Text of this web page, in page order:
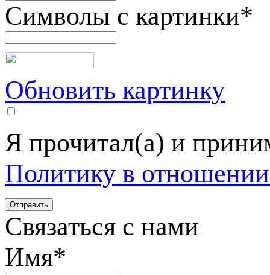
Символы с картинки*
Обновить картинку
Я прочитал(а) и
Политику в
Связаться с нами
Имя*